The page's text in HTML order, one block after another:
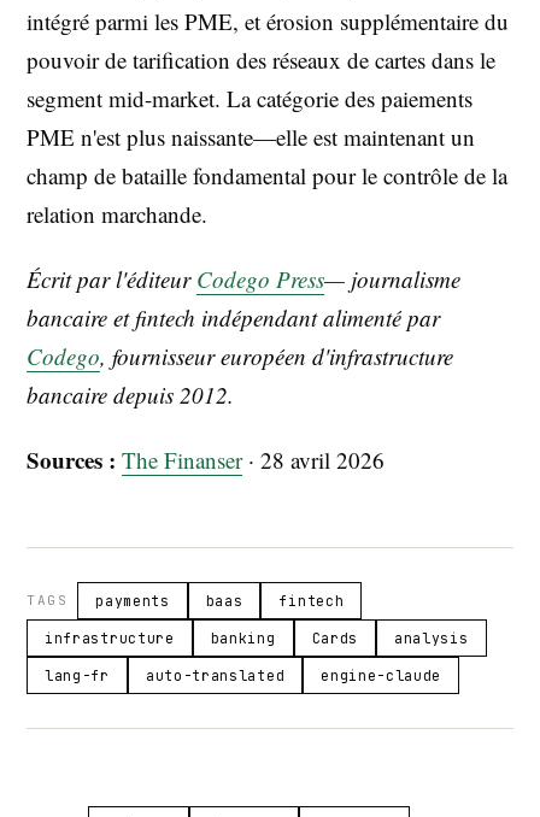
intégré parmi les PME, et érosion supplémentaire du
pouvoir de tarification des réseaux de cartes dans le
segment mid-market. La catégorie des paiements
PME n'est plus naissante—elle est maintenant un
champ de bataille fondamental pour le contrôle de la
relation marchande.
Écrit par l'éditeur Codego Press— journalisme
bancaire et fintech indépendant alimenté par
Codego, fournisseur européen d'infrastructure
bancaire depuis 2012.
Sources : The Finanser· 28 avril 2026
TAGS payments baas fintech
infrastructure banking Cards analysis
lang-fr auto-translated engine-claude